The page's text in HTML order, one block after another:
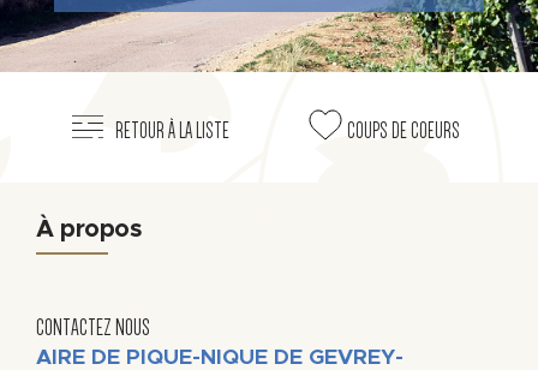
RETOUR À LA LISTE COUPS DE COEURS
À propos
CONTACTEZ NOUS
AIRE DE PIQUE-NIQUE DE GEVREY-